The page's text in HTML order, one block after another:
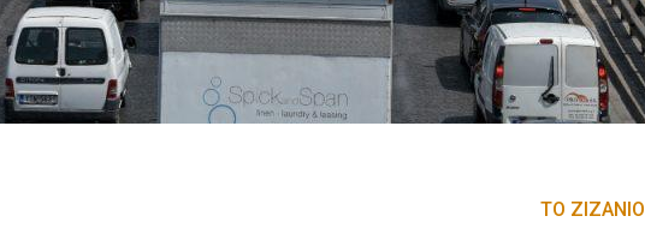
ΤΟ ΖΙΖΑΝΙΟ